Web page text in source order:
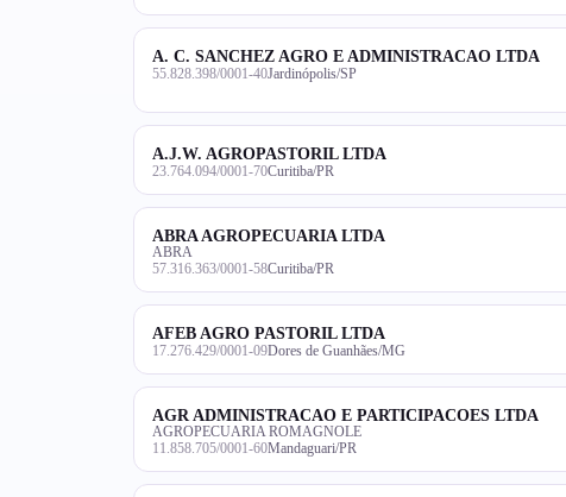
A. C. SANCHEZ AGRO E ADMINISTRACAO LTDA
55.828.398/0001-40Jardinópolis/SP
A.J.W. AGROPASTORIL LTDA
23.764.094/0001-70Curitiba/PR
ABRA AGROPECUARIA LTDA
ABRA
57.316.363/0001-58Curitiba/PR
AFEB AGRO PASTORIL LTDA
17.276.429/0001-09Dores de Guanhães/MG
AGR ADMINISTRACAO E PARTICIPACOES LTDA
AGROPECUARIA ROMAGNOLE
11.858.705/0001-60Mandaguari/PR